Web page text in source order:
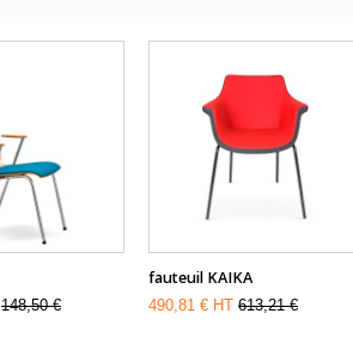
148,50 €
fauteuil KAIKA
490,81 € HT 613,21 €